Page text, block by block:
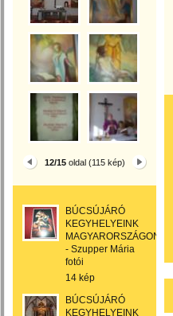
12/15oldal (115 kép)
BÚCSÚJÁRÓ
KEGYHELYEINK
MAGYARORSZÁGON
- Szupper Mária
fotói
14 kép
BÚCSÚJÁRÓ
KEGYHELYEINK